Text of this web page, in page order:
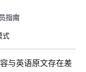
指南
式
与英语原文存在差